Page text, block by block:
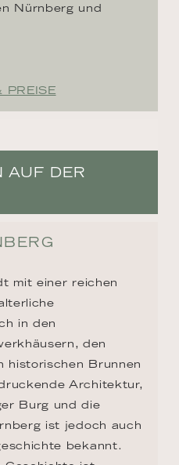
Nürnberg und
PREISE
AUF DER
mit einer reichen
in den
den
historischen Brunnen
Architektur,
Burg und die
ist jedoch auch
bekannt.